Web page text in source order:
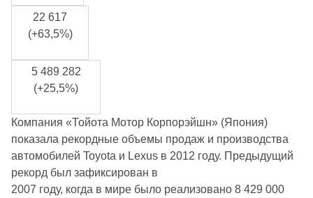
22 617
(+63,5%)
5 489 282
(+25,5%)
Компания «Тойота Мотор Корпорэйшн» (Япония)
показала рекордные объемы продаж и производства
автомобилей Toyota и Lexus в 2012 году. Предыдущий
рекорд был зафиксирован в
2007 году, когда в мире было реализовано 8 429 000